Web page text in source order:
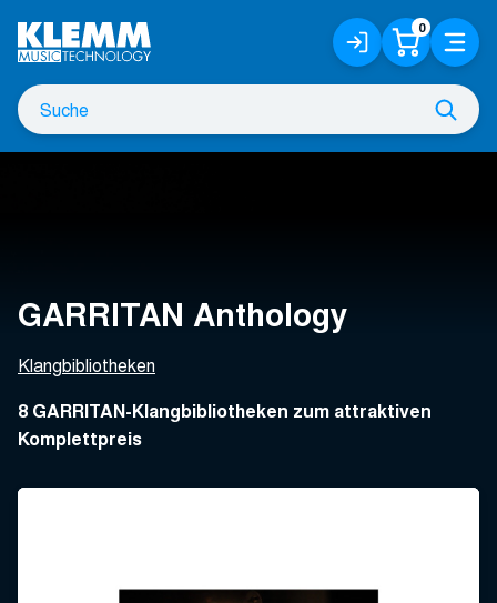
Hauptinhalt
Suche
nach
Anmelden
/
Registrieren
0 Menü
GARRITAN Anthology
Klangbibliotheken
8 GARRITAN-Klangbibliotheken zum attraktiven
Komplettpreis